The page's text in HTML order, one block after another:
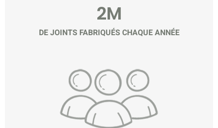
2M
DE JOINTS FABRIQUÉS CHAQUE ANNÉE